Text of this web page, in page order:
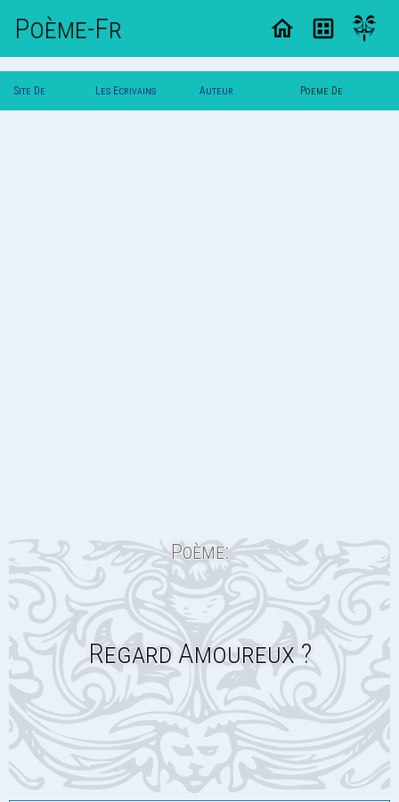
Poème-Fr
Site De Les Ecrivains Auteur Poeme De
Poème:
Regard Amoureux ?